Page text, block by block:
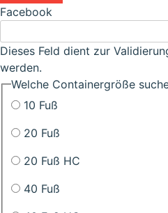
Facebook
Dieses Feld dient zur
werden.
Welche Containergröße
10 Fuß
20 Fuß
20 Fuß HC
40 Fuß